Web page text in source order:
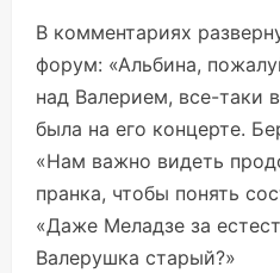
В комментариях
форум: «Альбина,
над Валерием, все-таки
была на его концерте.
«Нам важно видеть
пранка, чтобы понять
«Даже Меладзе за
Валерушка старый?»